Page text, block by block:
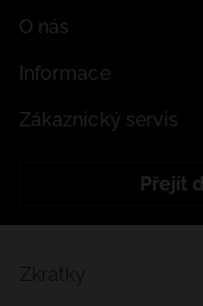
O nás
Informace
Zákaznický servis
Přejít